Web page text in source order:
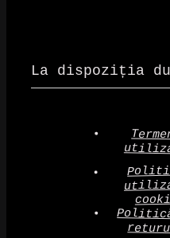
La dispoziția